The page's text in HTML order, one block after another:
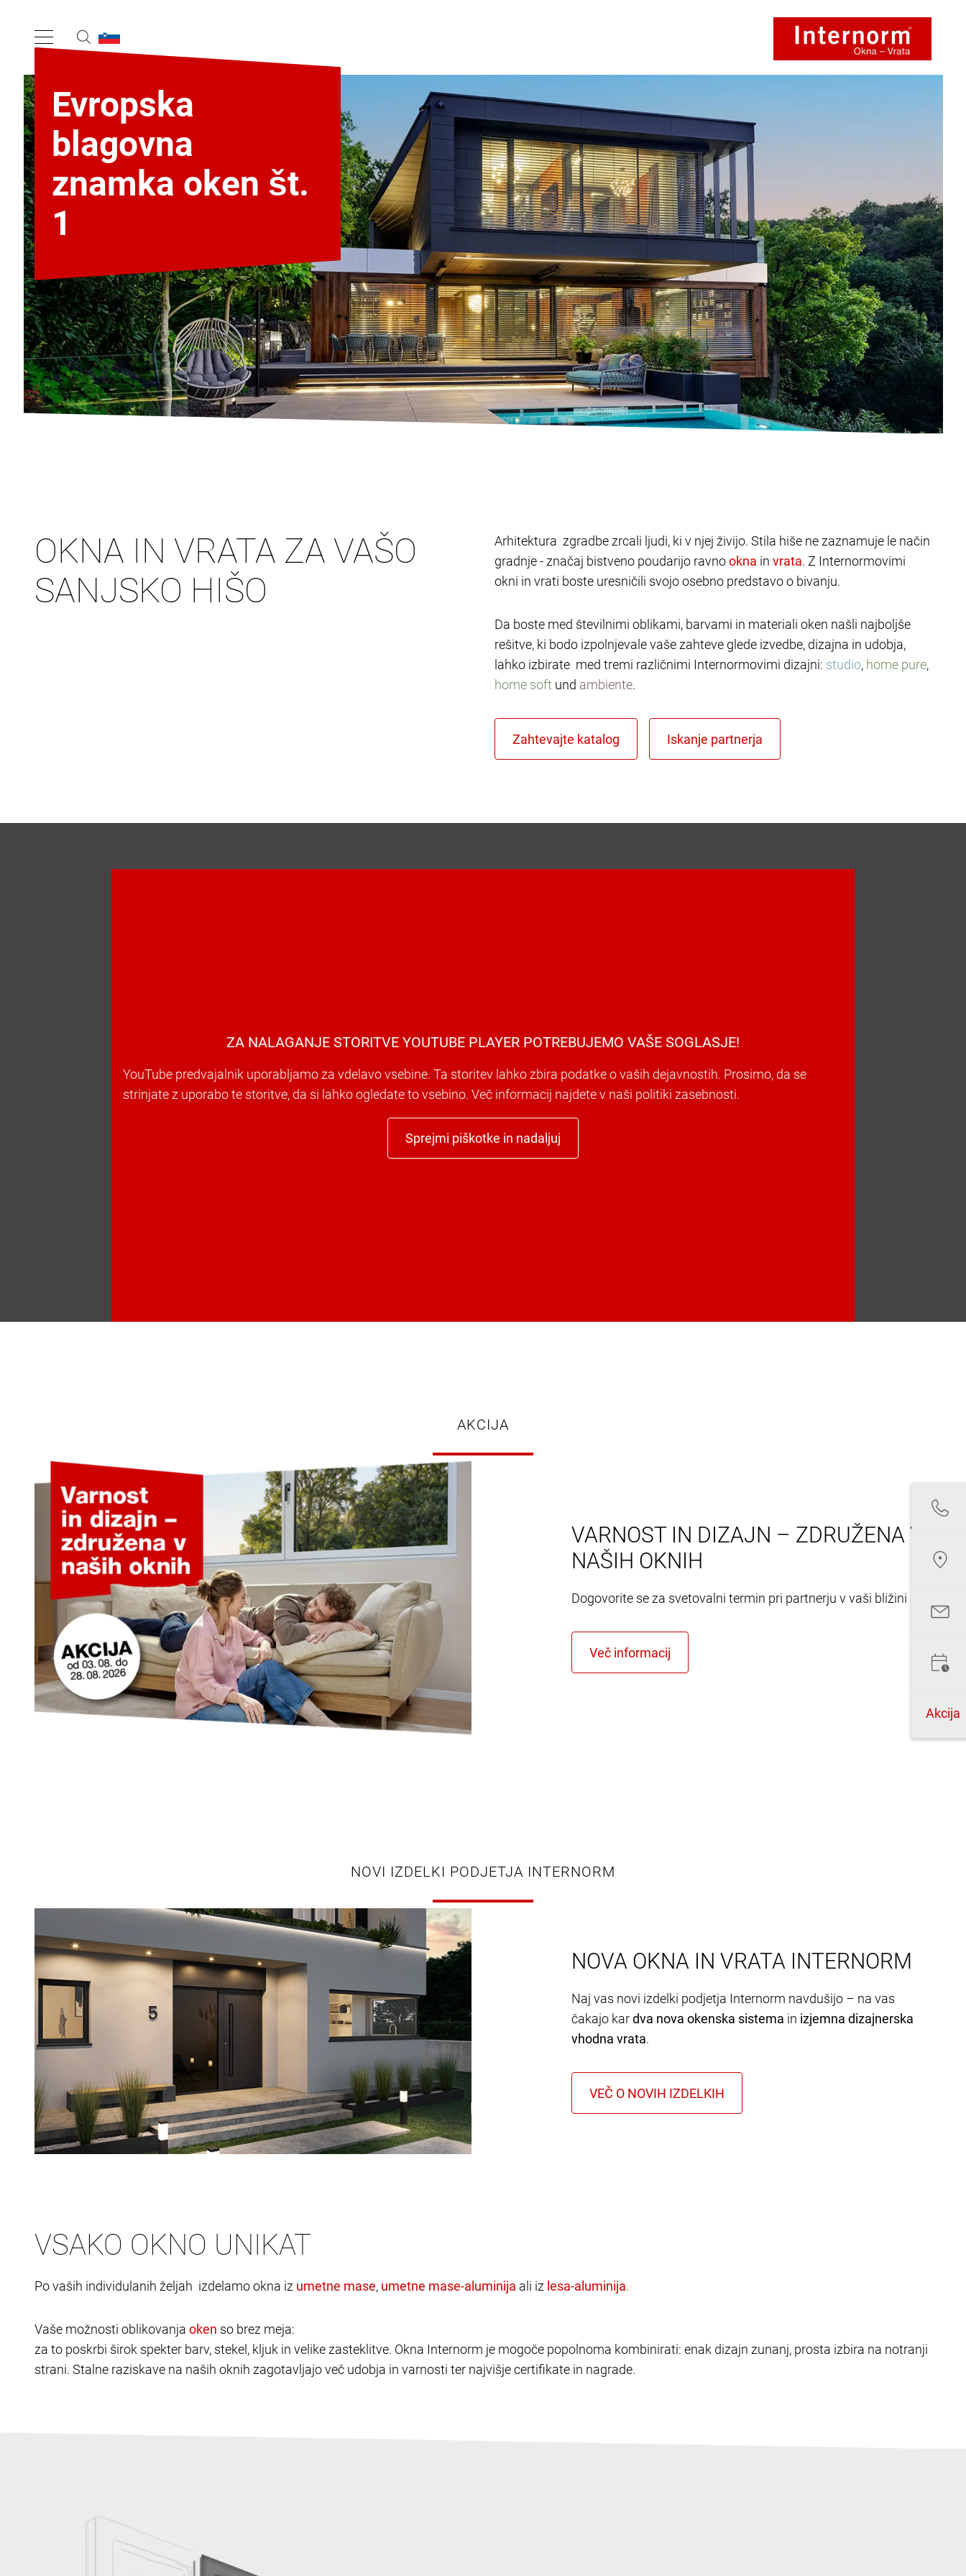
Evropska
blagovna
znamka oken št.
1
OKNA IN VRATA ZA VAŠO
SANJSKO HIŠO
Arhitektura zgradbe zrcali ljudi, ki v njej živijo. Stila hiše ne zaznamuje le način
gradnje - značaj bistveno poudarijo ravno
in
. Z Internormovimi
okni in vrati boste uresničili svojo osebno predstavo o bivanju.
Da boste med številnimi oblikami, barvami in materiali oken našli najboljše
rešitve, ki bodo izpolnjevale vaše zahteve glede izvedbe, dizajna in udobja,
lahko izbirate med tremi različnimi Internormovimi dizajni: studio, home pure,
home soft und ambiente.
ZA NALAGANJE STORITVE YOUTUBE PLAYER POTREBUJEMO VAŠE SOGLASJE!
YouTube predvajalnik uporabljamo za vdelavo vsebine. Ta storitev lahko zbira podatke o vaših dejavnostih. Prosimo, da se
strinjate z uporabo te storitve, da si lahko ogledate to vsebino. Več informacij najdete v naši politiki zasebnosti.
Sprejmi piškotke in nadaljuj
AKCIJA
VARNOST IN DIZAJN – ZDRUŽENA V
NAŠIH OKNIH
Dogovorite se za svetovalni termin pri partnerju v vaši bližini
NOVI IZDELKI PODJETJA INTERNORM
NOVA OKNA IN VRATA INTERNORM
Naj vas novi izdelki podjetja Internorm navdušijo – na vas
čakajo kardva nova okenska sistema in izjemna dizajnerska
vhodna vrata.
VSAKO OKNO UNIKAT
Po vaših individulanih željah izdelamo okna iz , ali iz .
Vaše možnosti oblikovanja
so brez meja:
za to poskrbi širok spekter barv, stekel, kljuk in velike zasteklitve. Okna Internorm je mogoče popolnoma kombinirati: enak dizajn zunanj, prosta izbira na notranji
strani. Stalne raziskave na naših oknih zagotavljajo več udobja in varnosti ter najvišje certifikate in nagrade.